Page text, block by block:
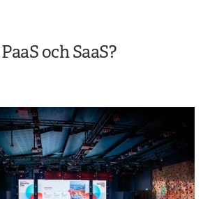
och SaaS?